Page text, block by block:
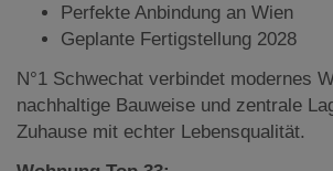
Perfekte Anbindung an Wien
Geplante Fertigstellung 2028
N°1 Schwechat verbindet modernes
nachhaltige Bauweise und zentrale
Zuhause mit echter Lebensqualität.